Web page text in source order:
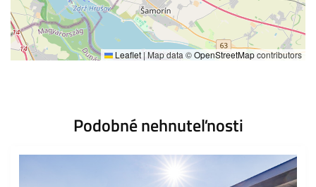
Leaflet |Map data ©OpenStreetMapcontributors
Podobné nehnuteľnosti